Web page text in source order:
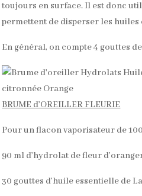
toujours en surface. Il est donc
permettent de disperser les huiles
En général, on compte 4 gouttes
BRUME d’OREILLER FLEURIE
Pour un flacon vaporisateur de
90 ml d’hydrolat de fleur
30 gouttes d’huile essentielle de